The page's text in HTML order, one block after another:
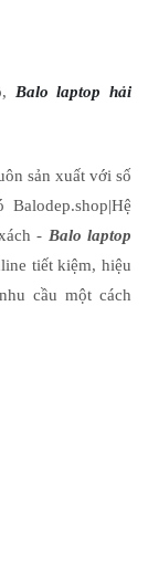
Balo laptop hải
sản xuất với số
- Balo laptop
tiết kiệm, hiệu
cầu một cách